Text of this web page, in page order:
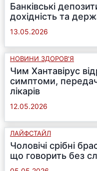
Банківські
дохідність та
13.05.2026
НОВИНИ ЗДОРОВ'Я
Чим Хантавірус
симптоми,
лікарів
12.05.2026
ЛАЙФСТАЙЛ
Чоловічі срібні
що говорить без